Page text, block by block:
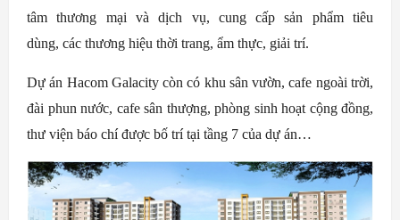
tâm thương mại và dịch vụ, cung cấp sản phẩm tiêu
dùng, các thương hiệu thời trang, ẩm thực, giải trí.
Dự án Hacom Galacity còn có khu sân vườn, cafe ngoài trời,
đài phun nước, cafe sân thượng, phòng sinh hoạt cộng đồng,
thư viện báo chí được bố trí tại tầng 7 của dự án…